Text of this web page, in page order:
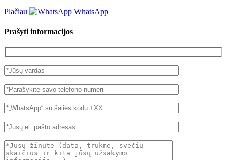
Plačiau
WhatsApp
Prašyti informacijos